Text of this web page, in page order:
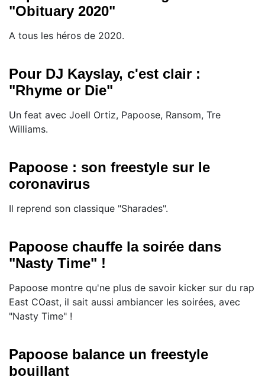
"Obituary 2020"
A tous les héros de 2020.
Pour DJ Kayslay, c'est clair :
"Rhyme or Die"
Un feat avec Joell Ortiz, Papoose, Ransom, Tre
Williams.
Papoose : son freestyle sur le
coronavirus
Il reprend son classique "Sharades".
Papoose chauffe la soirée dans
"Nasty Time" !
Papoose montre qu'ne plus de savoir kicker sur du rap
East COast, il sait aussi ambiancer les soirées, avec
"Nasty Time" !
Papoose balance un freestyle
bouillant